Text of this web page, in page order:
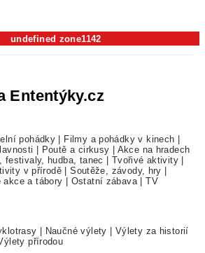
undefined zone1142
Ententýky.cz
pohádky Filmy a pohádky v kinech
Poutě a cirkusy
Akce na hradech
festivaly, hudba, tanec Tvořivé aktivity
v přírodě |Soutěže, závody, hry
akce a tábory Ostatní zábava|TV
Naučné výlety
Výlety za historií
přírodou